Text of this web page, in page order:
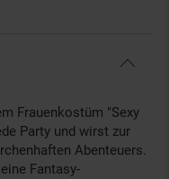
Frauenkostüm "Sexy
Party und wirst zur
Abenteuers.
Fantasy-